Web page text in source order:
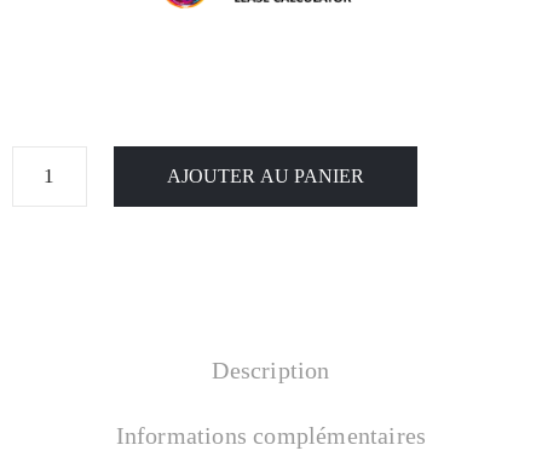
AJOUTER AU PANIER
Description
Informations complémentaires